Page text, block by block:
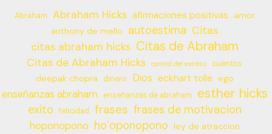
Abraham Abraham Hicks afirmaciones positivas
amor
anthony de mello
autoestima Citas
citas abraham hicks Citas de Abraham
Citas de Abraham Hicks control del estress cuentos
deepak chopra dinero Dios eckhart tolle ego
enseñanzas abraham enseñanzas de abraham esther hicks
exito felicidad frases frases de motivacion
hoponopono ho’oponopono ley de atraccion